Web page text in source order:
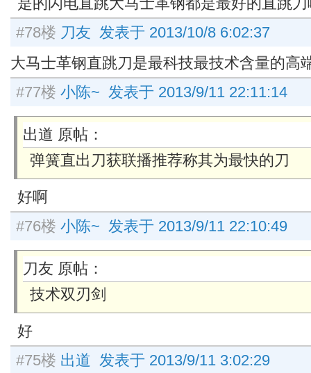
#78楼 刀友 发表于 2013/10/8 6:02:37
大马士革钢直跳刀是最科技最技术含量的高
#77楼 小陈~ 发表于 2013/9/11 22:11:14
出道 原帖：
弹簧直出刀获联播推荐称其为最快的刀
好啊
#76楼 小陈~ 发表于 2013/9/11 22:10:49
刀友 原帖：
技术双刃剑
好
#75楼 出道 发表于 2013/9/11 3:02:29